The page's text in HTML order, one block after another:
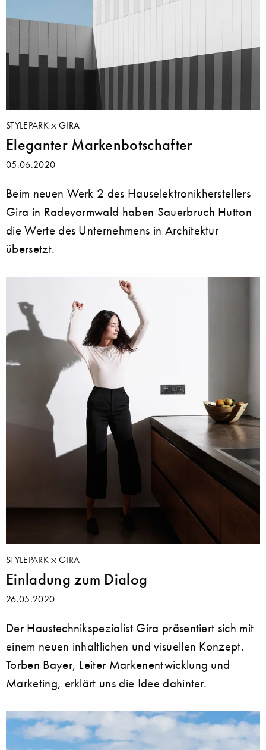
STYLEPARK GIRA
Eleganter Markenbotschafter
05.06.2020
Beim neuen Werk 2 des Hauselektronikherstellers
Gira in Radevormwald haben Sauerbruch Hutton
die Werte des Unternehmens in Architektur
übersetzt.
STYLEPARK GIRA
Einladung zum Dialog
26.05.2020
Der Haustechnikspezialist Gira präsentiert sich mit
einem neuen inhaltlichen und visuellen Konzept.
Torben Bayer, Leiter Markenentwicklung und
Marketing, erklärt uns die Idee dahinter.